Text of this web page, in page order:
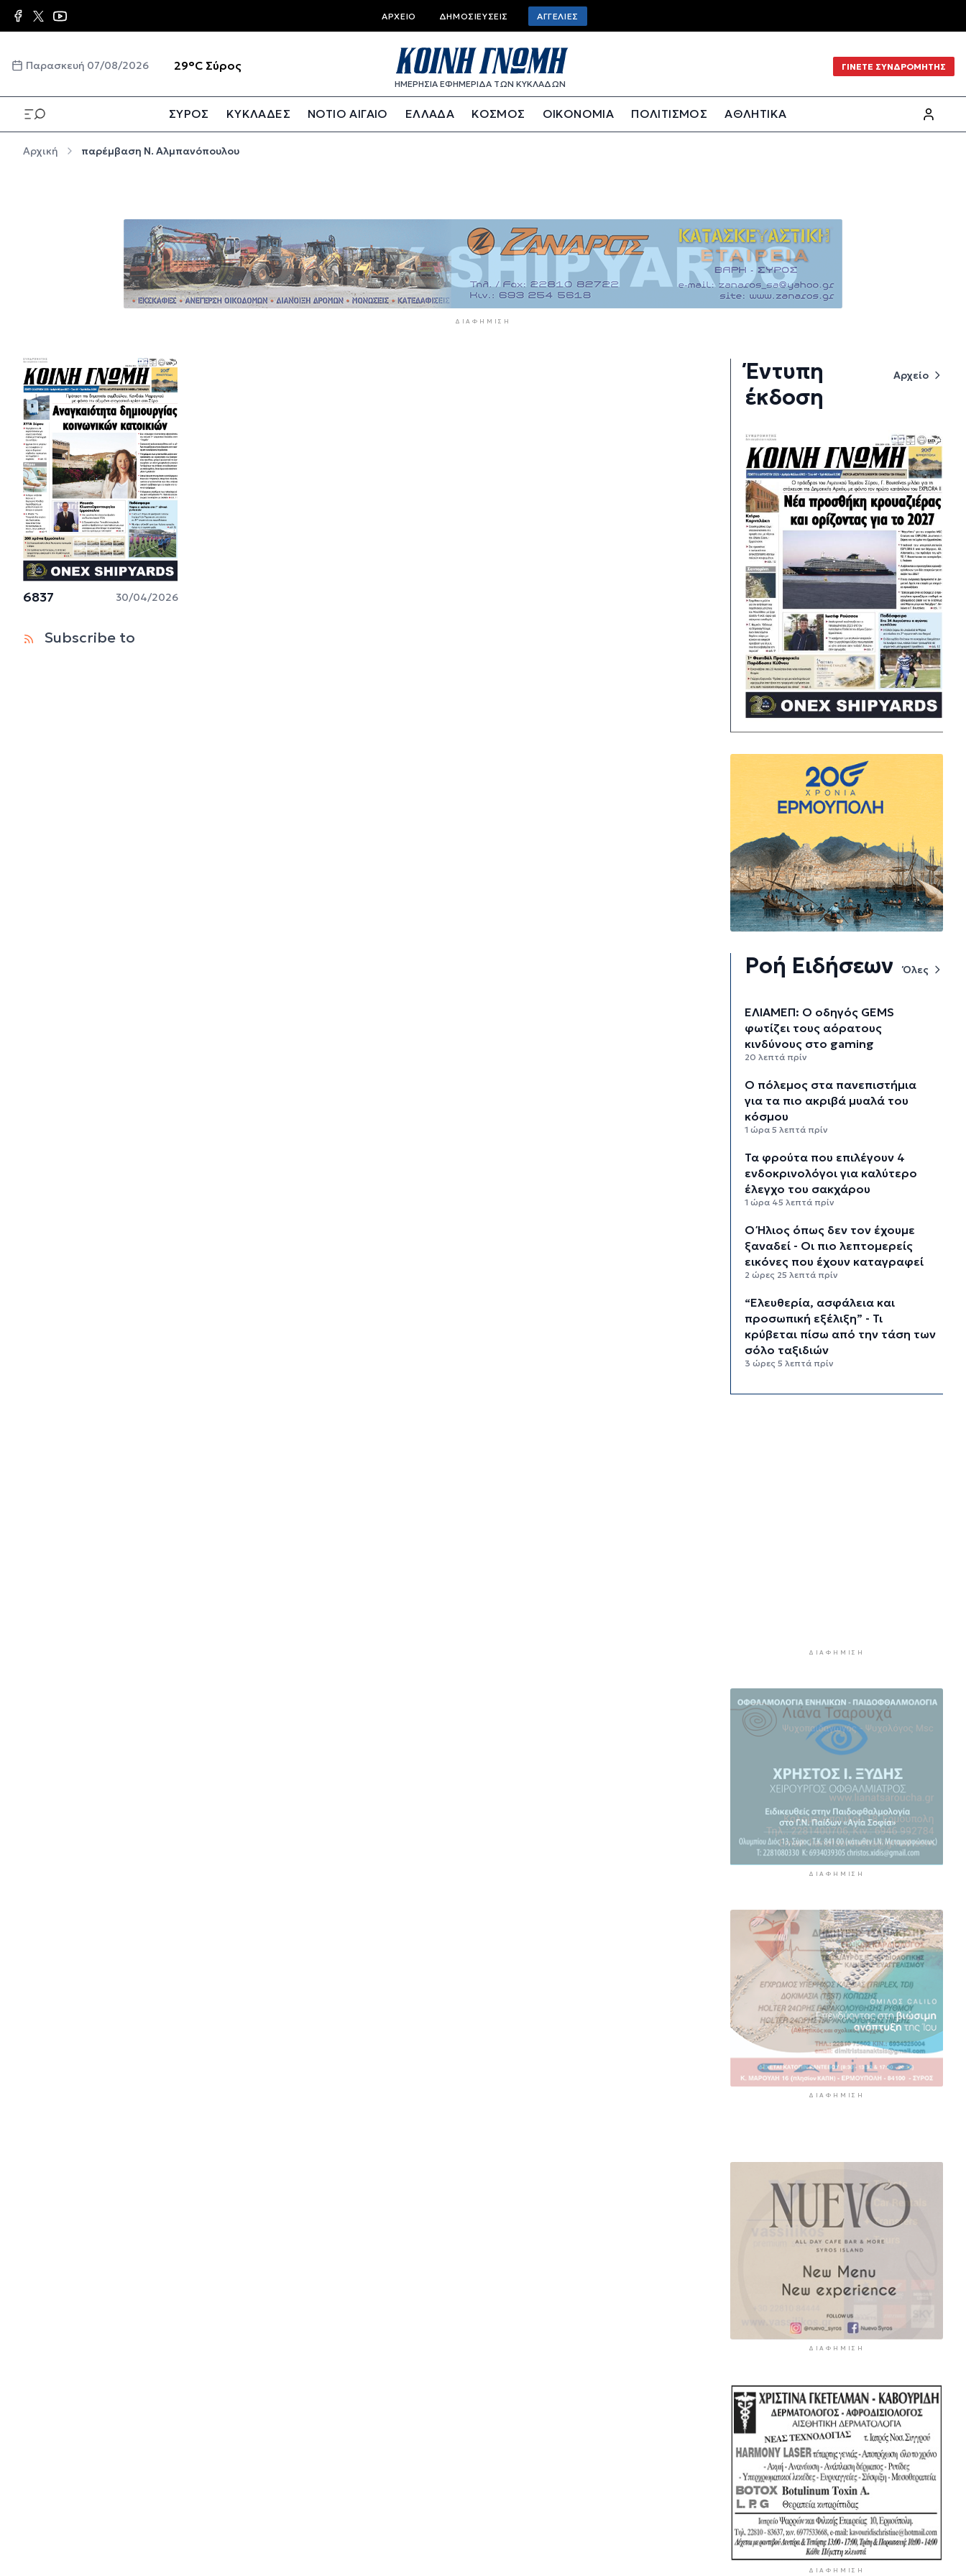
Παράκαμψη προς το κυρίως περιεχόμενο Top bar menu
ΑΡΧΕΊΟ ΔΗΜΟΣΙΕΎΣΕΙΣ ΑΓΓΕΛΊΕΣ
Παρασκευή 07/08/2026 29°C Σύρος
ΗΜΕΡΗΣΙΑ ΕΦΗΜΕΡΙΔΑ ΤΩΝ ΚΥΚΛΑΔΩΝ
ΓΙΝΕΤΕ ΣΥΝΔΡΟΜΗΤΗΣ
ΣΥΡΟΣ ΚΥΚΛΑΔΕΣ ΝΟΤΙΟ ΑΙΓΑΙΟ ΕΛΛΑΔΑ ΚΟΣΜΟΣ ΟΙΚΟΝΟΜΙΑ ΠΟΛΙΤΙΣΜΟΣ
ΑΘΛΗΤΙΚΑ
Αρχική παρέμβαση Ν. Αλμπανόπουλου
ΔΙΑΦΉΜΙΣΗ
6837 30/04/2026
Subscribe to
Έντυπη
έκδοση
Αρχείο
Ροή Ειδήσεων Όλες
ΕΛΙΑΜΕΠ: Ο οδηγός GEMS
φωτίζει τους αόρατους
κινδύνους στο gaming
20 λεπτά πρίν
Ο πόλεμος στα πανεπιστήμια
για τα πιο ακριβά μυαλά του
κόσμου
1 ώρα 5 λεπτά πρίν
Τα φρούτα που επιλέγουν 4
ενδοκρινολόγοι για καλύτερο
έλεγχο του σακχάρου
1 ώρα 45 λεπτά πρίν
Ο Ήλιος όπως δεν τον έχουμε
ξαναδεί - Οι πιο λεπτομερείς
εικόνες που έχουν καταγραφεί
2 ώρες 25 λεπτά πρίν
“Ελευθερία, ασφάλεια και
προσωπική εξέλιξη” - Τι
κρύβεται πίσω από την τάση των
σόλο ταξιδιών
3 ώρες 5 λεπτά πρίν
“Κλιματική ζώνη πολέμου” - Οι
εκπαιδευτικών
5 ώρες 55 λεπτά πρίν
Πάνω από 90 ειδικότητες και
860 τμήματα στις δημόσιες
ΣΑΕΚ
6 ώρες 25 λεπτά πρίν
Αυξήθηκαν οι Έλληνες που
αποφάσισαν να διακόψουν το
κάπνισμα
6 ώρες 55 λεπτά πρίν
ΔΙΑΦΉΜΙΣΗ
ΔΙΑΦΉΜΙΣΗ
ΔΙΑΦΉΜΙΣΗ
ΔΙΑΦΉΜΙΣΗ
ΔΙΑΦΉΜΙΣΗ